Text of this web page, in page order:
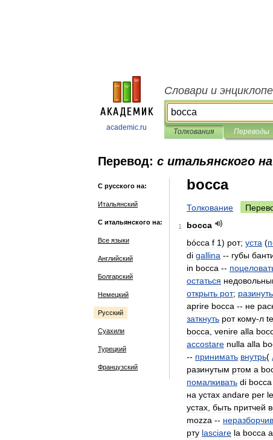
academic.ru
Словари и
Толкования Переводы
Перевод: с итальянского
С русского на:
Итальянский
С итальянского на:
Все языки
Английский
Болгарский
Немецкий
Русский
Суахили
Турецкий
Французский
bocca
Толкование
1
bocca
bócca f 1) рот; уста (
di gallina -- губы
in bocca --
остаться
открыть рот; разинуть
aprire bocca -- не
заткнуть рот кому-л
bocca venire alla
accostare nulla alla
-- принимать внутрь(
разинутым ртом a
помалкивать di bocca
на устах andare per le
устах быть притчей
mozza --
рту lasciare la bocca